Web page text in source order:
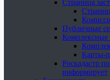
Страница
Публичные
Комплексные
Карты-
Роскадастр
информирует